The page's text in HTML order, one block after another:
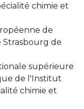
chimie et
de
Strasbourg de
supérieure
de l'Institut
chimie et